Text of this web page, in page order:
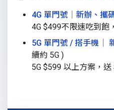
4G 單門號│新辦、攜
4G $499不限速吃到飽
5G 單門號 / 搭手機│
續約 5G )
5G $599 以上方案，送